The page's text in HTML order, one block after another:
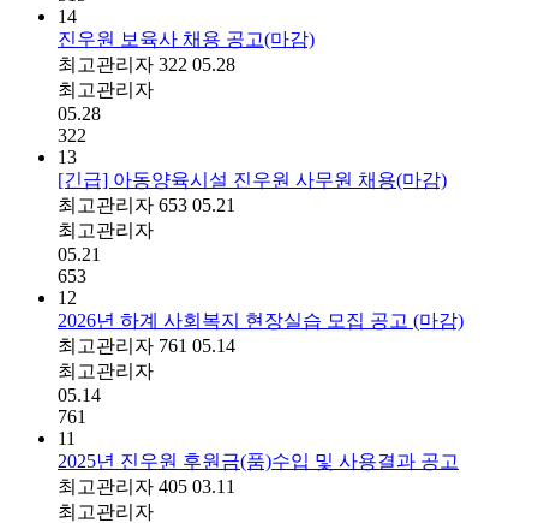
14
진우원 보육사 채용 공고(마감)
최고관리자 322 05.28
최고관리자
05.28
322
13
[긴급] 아동양육시설 진우원 사무원 채용(마감)
최고관리자 653 05.21
최고관리자
05.21
653
12
2026년 하계 사회복지 현장실습 모집 공고 (마감)
최고관리자 761 05.14
최고관리자
05.14
761
11
2025년 진우원 후원금(품)수입 및 사용결과 공고
최고관리자 405 03.11
최고관리자